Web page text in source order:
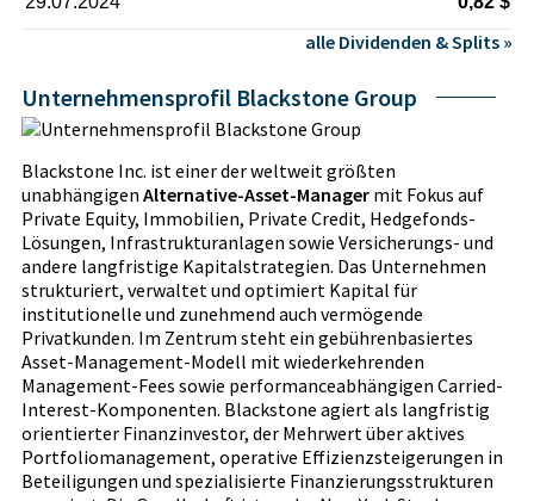
alle Dividenden & Splits »
Unternehmensprofil Blackstone Group
Blackstone Inc. ist einer der weltweit größten
unabhängigen Alternative-Asset-Manager mit Fokus auf
Private Equity, Immobilien, Private Credit, Hedgefonds-
Lösungen, Infrastrukturanlagen sowie Versicherungs- und
andere langfristige Kapitalstrategien. Das Unternehmen
strukturiert, verwaltet und optimiert Kapital für
institutionelle und zunehmend auch vermögende
Privatkunden. Im Zentrum steht ein gebührenbasiertes
Asset-Management-Modell mit wiederkehrenden
Management-Fees sowie performanceabhängigen Carried-
Interest-Komponenten. Blackstone agiert als langfristig
orientierter Finanzinvestor, der Mehrwert über aktives
Portfoliomanagement, operative Effizienzsteigerungen in
Beteiligungen und spezialisierte Finanzierungsstrukturen